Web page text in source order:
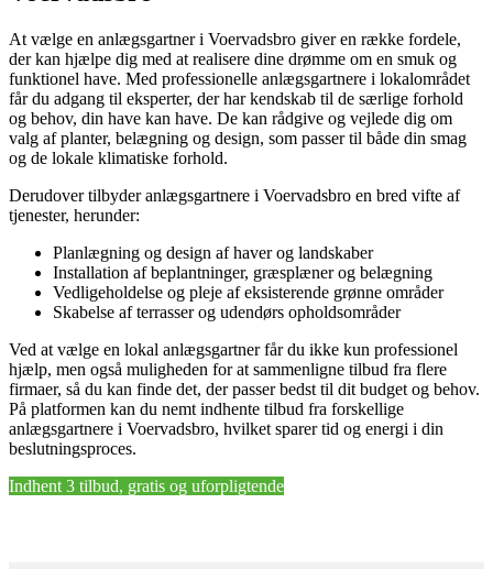
At vælge en anlægsgartner i Voervadsbro giver en række fordele,
der kan hjælpe dig med at realisere dine drømme om en smuk og
funktionel have. Med professionelle anlægsgartnere i lokalområdet
får du adgang til eksperter, der har kendskab til de særlige forhold
og behov, din have kan have. De kan rådgive og vejlede dig om
valg af planter, belægning og design, som passer til både din smag
og de lokale klimatiske forhold.
Derudover tilbyder anlægsgartnere i Voervadsbro en bred vifte af
tjenester, herunder:
Planlægning og design af haver og landskaber
Installation af beplantninger, græsplæner og belægning
Vedligeholdelse og pleje af eksisterende grønne områder
Skabelse af terrasser og udendørs opholdsområder
Ved at vælge en lokal anlægsgartner får du ikke kun professionel
hjælp, men også muligheden for at sammenligne tilbud fra flere
firmaer, så du kan finde det, der passer bedst til dit budget og behov.
På platformen kan du nemt indhente tilbud fra forskellige
anlægsgartnere i Voervadsbro, hvilket sparer tid og energi i din
beslutningsproces.
Indhent 3 tilbud, gratis og uforpligtende